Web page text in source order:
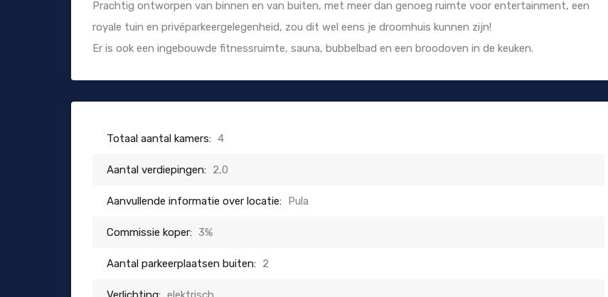
Prachtig ontworpen van binnen en van buiten, met meer dan genoeg ruimte voor entertainment, een
royale tuin en privéparkeergelegenheid, zou dit wel eens je droomhuis kunnen zijn!
Er is ook een ingebouwde fitnessruimte, sauna, bubbelbad en een broodoven in de keuken.
Totaal aantal kamers: 4
Aantal verdiepingen: 2,0
Aanvullende informatie over locatie: Pula
Commissie koper: 3%
Aantal parkeerplaatsen buiten: 2